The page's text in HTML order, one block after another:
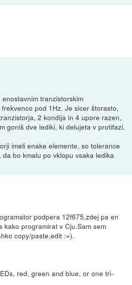
tranzistorskim
pod 1Hz. Je sicer štorasto,
2 kondija in 4 upore razen,
goniš dve lediki, ki delujeta v protifazi.
imeli enake elemente, so tolerance
bo kmalu po vklopu vsaka ledika
podpera 12f675,zdej pa en
kako programirat v Cju.Sam sem
copy/paste,edit :=).
red, green and blue, or one tri-